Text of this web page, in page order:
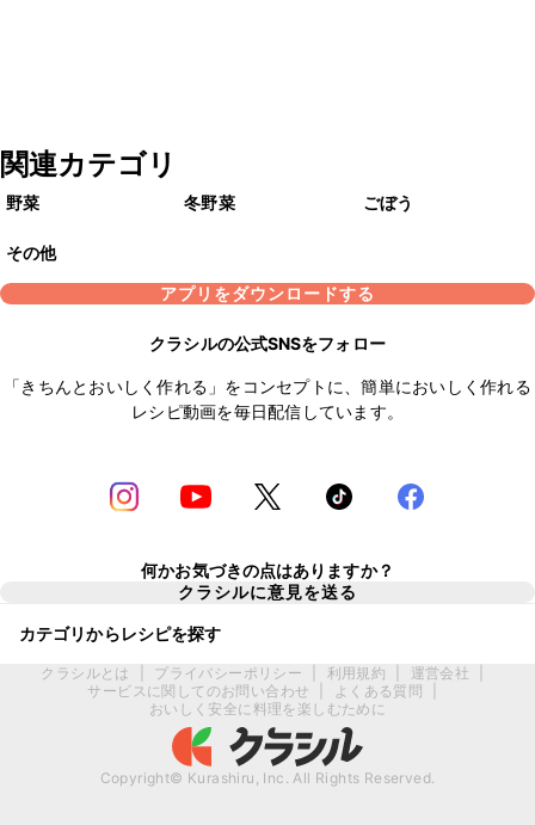
関連カテゴリ
野菜 冬野菜 ごぼう
その他
アプリをダウンロードする
クラシルの公式SNSをフォロー
「きちんとおいしく作れる」をコンセプトに、簡単においしく作れる
レシピ動画を毎日配信しています。
何かお気づきの点はありますか？
クラシルに意見を送る
カテゴリからレシピを探す
クラシルとは プライバシーポリシー 利用規約 運営会社
サービスに関してのお問い合わせ
よくある質問
おいしく安全に料理を楽しむために
Copyright© Kurashiru, Inc. All Rights Reserved.